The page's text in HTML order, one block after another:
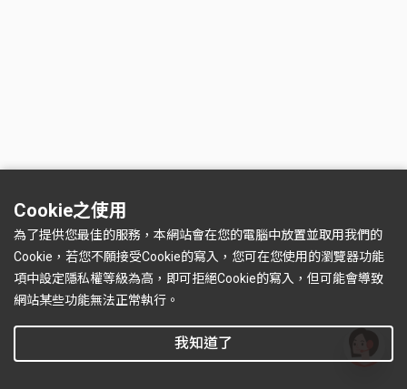
Cookie之使用
為了提供您最佳的服務，本網站會在您的電腦中放置並取用我們的
Cookie，若您不願接受Cookie的寫入，您可在您使用的瀏覽器功能
項中設定隱私權等級為高，即可拒絕Cookie的寫入，但可能會導致
網站某些功能無法正常執行。
我知道了